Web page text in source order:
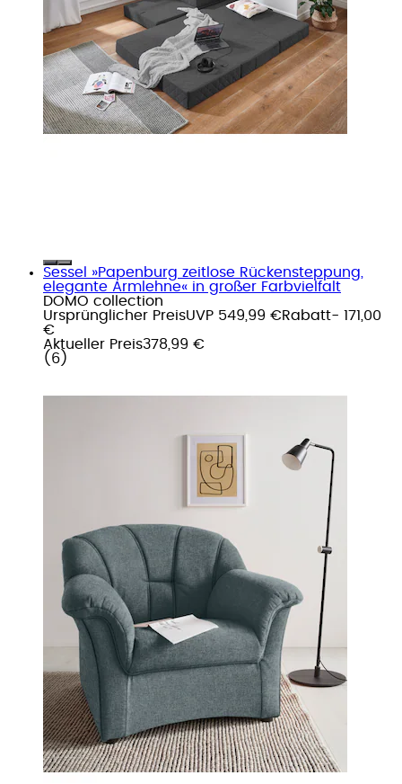
Sessel »Papenburg zeitlose Rückensteppung,
elegante Armlehne« in großer Farbvielfalt
DOMO collection
Ursprünglicher PreisUVP 549,99 €Rabatt- 171,00
€
Aktueller Preis378,99 €
( 6 )